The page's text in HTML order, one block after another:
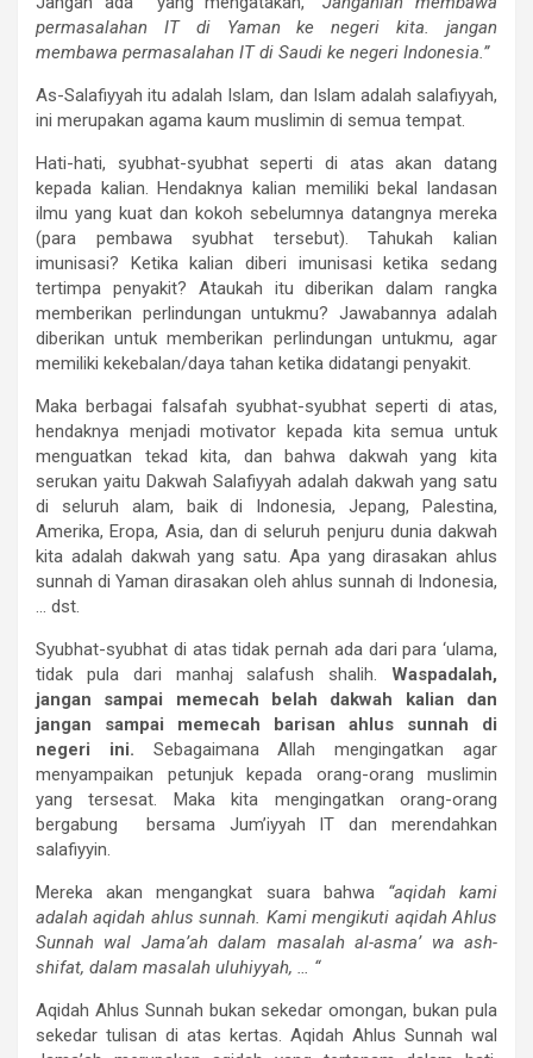
permasalahan IT di Yaman ke negeri kita. jangan
membawa permasalahan IT di Saudi ke negeri Indonesia.”
As-Salafiyyah itu adalah Islam, dan Islam adalah salafiyyah,
ini merupakan agama kaum muslimin di semua tempat.
Hati-hati, syubhat-syubhat seperti di atas akan datang
kepada kalian. Hendaknya kalian memiliki bekal landasan
ilmu yang kuat dan kokoh sebelumnya datangnya mereka
(para pembawa syubhat tersebut). Tahukah kalian
imunisasi? Ketika kalian diberi imunisasi ketika sedang
tertimpa penyakit? Ataukah itu diberikan dalam rangka
memberikan perlindungan untukmu? Jawabannya adalah
diberikan untuk memberikan perlindungan untukmu, agar
memiliki kekebalan/daya tahan ketika didatangi penyakit.
Maka berbagai falsafah syubhat-syubhat seperti di atas,
hendaknya menjadi motivator kepada kita semua untuk
menguatkan tekad kita, dan bahwa dakwah yang kita
serukan yaitu Dakwah Salafiyyah adalah dakwah yang satu
di seluruh alam, baik di Indonesia, Jepang, Palestina,
Amerika, Eropa, Asia, dan di seluruh penjuru dunia dakwah
kita adalah dakwah yang satu. Apa yang dirasakan ahlus
sunnah di Yaman dirasakan oleh ahlus sunnah di Indonesia,
… dst.
Syubhat-syubhat di atas tidak pernah ada dari para ‘ulama,
tidak pula dari manhaj salafush shalih. Waspadalah,
jangan sampai memecah belah dakwah kalian dan
jangan sampai memecah barisan ahlus sunnah di
negeri ini. Sebagaimana Allah mengingatkan agar
menyampaikan petunjuk kepada orang-orang muslimin
yang tersesat. Maka kita mengingatkan orang-orang
bergabung bersama Jum’iyyah IT dan merendahkan
salafiyyin.
Mereka akan mengangkat suara bahwa “aqidah kami
adalah aqidah ahlus sunnah. Kami mengikuti aqidah Ahlus
Sunnah wal Jama’ah dalam masalah al-asma’ wa ash-
shifat, dalam masalah uluhiyyah, … “
Aqidah Ahlus Sunnah bukan sekedar omongan, bukan pula
sekedar tulisan di atas kertas. Aqidah Ahlus Sunnah wal